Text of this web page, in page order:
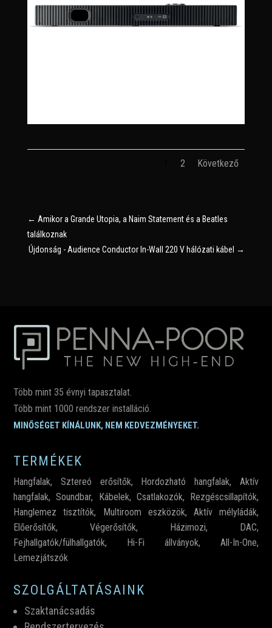
2 Következő
← Amikor a Grande Utopia, a Naim Statement és a Beatles
találkoznak
Újdonság - Audience Conductor In-Wall 220 V hálózati kábel →
Több mint 35 évnyi tapasztalat.
Több mint 1000 rendszer installáció.
MINŐSÉGET KÍNÁLUNK, NEM KEDVEZMÉNYEKET.
TERMÉKEK
Hangfalak,Sztereó erősítők, Hordozható hangfalak, Aktív
hangfalak,Soundbar, Kábelek, Csatlakozók, Rezgéscsillapítók,
Hanglemez tisztítók, Multiroom eszközök, Aktív mélyládák,
Előerősítők,Végerősítők, Házimozi, DAC,
Fejhallgatók/fülhallgatók, Hi-Fi állványok, All-In-One,
Lemezjátszók
SZOLGÁLTATÁSAINK
Szaktanácsadás